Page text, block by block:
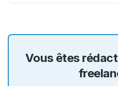
Vous êtes